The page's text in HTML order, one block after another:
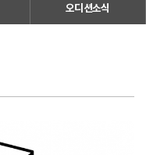
오디션소식